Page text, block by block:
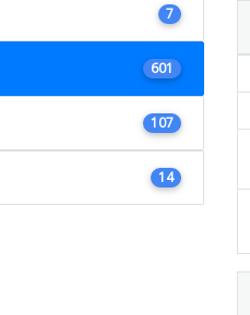
7
601
107
14